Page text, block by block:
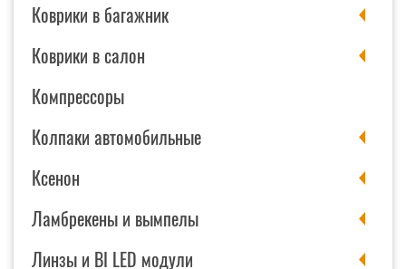
Коврики в багажник
Коврики в салон
Компрессоры
Колпаки автомобильные
Ксенон
Ламбрекены и вымпелы
Линзы и BI LED модули